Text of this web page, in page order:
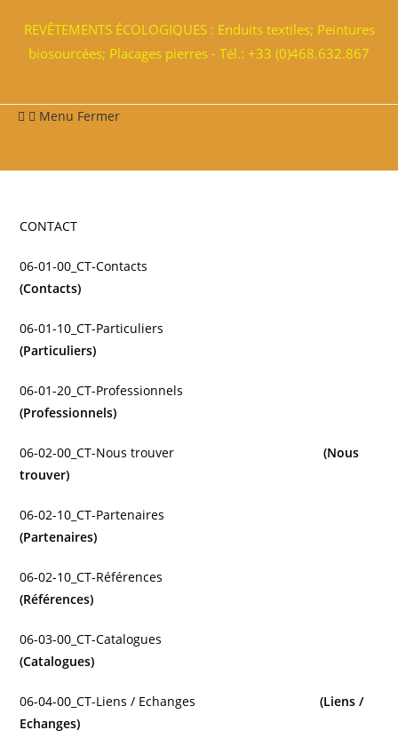
REVÊTEMENTS ÉCOLOGIQUES : Enduits textiles; Peintures
biosourcées; Placages pierres - Tél.: +33 (0)468.632.867
Menu Fermer
CONTACT
06-01-00_CT-Contacts
(Contacts)
06-01-10_CT-Particuliers
(Particuliers)
06-01-20_CT-Professionnels
(Professionnels)
06-02-00_CT-Nous trouver (Nous
trouver)
06-02-10_CT-Partenaires
(Partenaires)
06-02-10_CT-Références
(Références)
06-03-00_CT-Catalogues
(Catalogues)
06-04-00_CT-Liens / Echanges(Liens /
Echanges)